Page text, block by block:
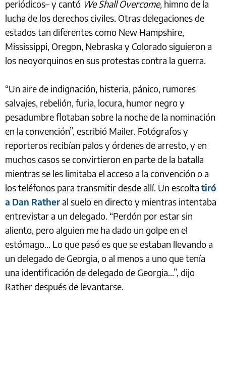
periódicos– y cantó We Shall Overcome, himno de la
lucha de los derechos civiles. Otras delegaciones de
estados tan diferentes como New Hampshire,
Mississippi, Oregon, Nebraska y Colorado siguieron a
los neoyorquinos en sus protestas contra la guerra.
“Un aire de indignación, histeria, pánico, rumores
salvajes, rebelión, furia, locura, humor negro y
pesadumbre flotaban sobre la noche de la nominación
en la convención”, escribió Mailer. Fotógrafos y
reporteros recibían palos y órdenes de arresto, y en
muchos casos se convirtieron en parte de la batalla
mientras se les limitaba el acceso a la convención o a
los teléfonos para transmitir desde allí. Un escolta tiró
a Dan Ratheral sueloen directo y mientras intentaba
entrevistar a un delegado. “Perdón por estar sin
aliento, pero alguien me ha dado un golpe en el
estómago... Lo que pasó es que se estaban llevando a
un delegado de Georgia, o al menos a uno que tenía
una identificación de delegado de Georgia...”, dijo
Rather después de levantarse.